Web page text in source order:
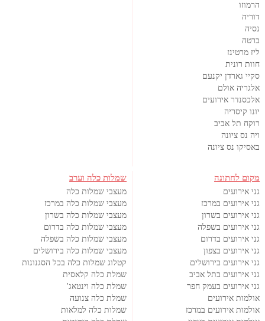
הרמוזו
דוריה
נסיה
ברטה
ליז מרטינז
חוות רונית
סקיי גארדן יקנעם
אלגריה אולם
אלכסנדר אירועים
יונו קיסריה
רוקח תל אביב
ויה נס ציונה
באסיקו נס ציונה
מקום לחתונה
גני אירועים
גני אירועים במרכז
גני אירועים בשרון
גני אירועים בשפלה
גני אירועים בדרום
גני אירועים בצפון
גני אירועים בירושלים
גני אירועים בתל אביב
גני אירועים בעמק חפר
אולמות אירועים
אולמות אירועים במרכז
שמלות כלה וערב
מעצבי שמלות כלה
מעצבי שמלות כלה במרכז
מעצבי שמלות כלה בשרון
מעצבי שמלות כלה בדרום
מעצבי שמלות כלה בשפלה
מעצבי שמלות כלה בירושלים
קטלוג שמלות כלה בכל הסגנונות
שמלת כלה קלאסית
שמלת כלה וינטאג'
שמלת כלה צנועה
שמלות כלה למלאות